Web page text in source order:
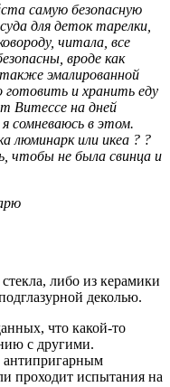
самую безопасную
для деток тарелки,
читала, все
вроде как
эмалированной
готовить и хранить еду
Витессе на дней
сомневаюсь в этом.
люминарк или икеа ? ?
чтобы не была свинца и
либо из керамики
деколью.
что какой-то
с другими.
антипригарным
проходит испытания на